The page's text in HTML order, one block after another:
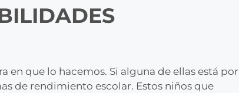
en que lo hacemos. Si alguna de ellas está por
de rendimiento escolar. Estos niños que